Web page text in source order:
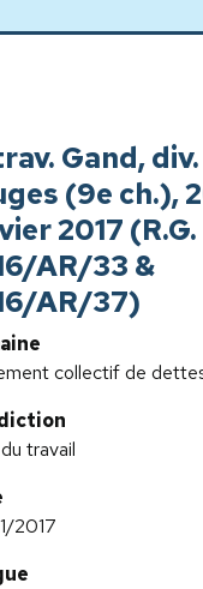
Gand, div.
(9e ch.),
2017 (R.G.
AR/33 &
AR/37)
collectif de
travail
2017